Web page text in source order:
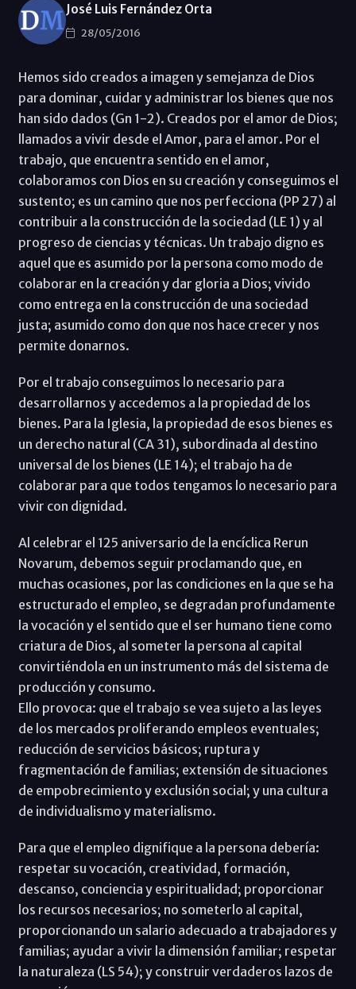
José Luis Fernández Orta
28/05/2016
Hemos sido creados a imagen y semejanza de Dios
para dominar, cuidar y administrar los bienes que nos
han sido dados (Gn 1-2). Creados por el amor de Dios;
llamados a vivir desde el Amor, para el amor. Por el
trabajo, que encuentra sentido en el amor,
colaboramos con Dios en su creación y conseguimos el
sustento; es un camino que nos perfecciona (PP 27) al
contribuir a la construcción de la sociedad (LE 1) y al
progreso de ciencias y técnicas. Un trabajo digno es
aquel que es asumido por la persona como modo de
colaborar en la creación y dar gloria a Dios; vivido
como entrega en la construcción de una sociedad
justa; asumido como don que nos hace crecer y nos
permite donarnos.
Por el trabajo conseguimos lo necesario para
desarrollarnos y accedemos a la propiedad de los
bienes. Para la Iglesia, la propiedad de esos bienes es
un derecho natural (CA 31), subordinada al destino
universal de los bienes (LE 14); el trabajo ha de
colaborar para que todos tengamos lo necesario para
vivir con dignidad.
Al celebrar el 125 aniversario de la encíclica Rerun
Novarum, debemos seguir proclamando que, en
muchas ocasiones, por las condiciones en la que se ha
estructurado el empleo, se degradan profundamente
la vocación y el sentido que el ser humano tiene como
criatura de Dios, al someter la persona al capital
convirtiéndola en un instrumento más del sistema de
producción y consumo.
Ello provoca: que el trabajo se vea sujeto a las leyes
de los mercados proliferando empleos eventuales;
reducción de servicios básicos; ruptura y
fragmentación de familias; extensión de situaciones
de empobrecimiento y exclusión social; y una cultura
de individualismo y materialismo.
Para que el empleo dignifique a la persona debería:
respetar su vocación, creatividad, formación,
descanso, conciencia y espiritualidad; proporcionar
los recursos necesarios; no someterlo al capital,
proporcionando un salario adecuado a trabajadores y
familias; ayudar a vivir la dimensión familiar; respetar
la naturaleza (LS 54); y construir verdaderos lazos de